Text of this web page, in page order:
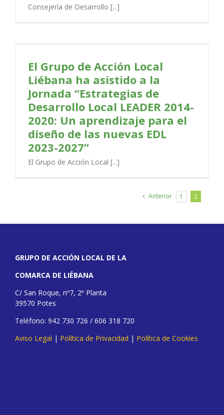
Consejería de Desarrollo [...]
El Grupo de Acción Local
Liébana ha asistido a la
Jornada “Estrategias de
Desarrollo Local LEADER 2014-
2020: Un aprendizaje para el
diseño de las nuevas EDL
2023-2027”
El Grupo de Acción Local [...]
Anterior 1 2
GRUPO DE ACCIÓN LOCAL DE LA
COMARCA DE LIÉBANA
C/ San Roque, nº7, 2ª Planta
39570 Potes
Teléfono: 942 730 726 / 606 318 720
Aviso Legal | Política de Privacidad | Política de Cookies